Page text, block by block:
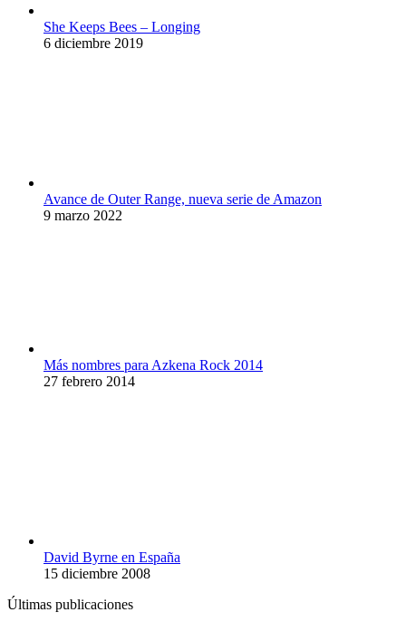
She Keeps Bees – Longing
6 diciembre 2019
Avance de Outer Range, nueva serie de Amazon
9 marzo 2022
Más nombres para Azkena Rock 2014
27 febrero 2014
David Byrne en España
15 diciembre 2008
Últimas publicaciones